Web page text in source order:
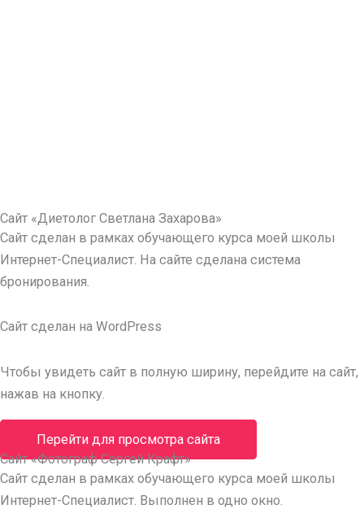
Сайт «Диетолог Светлана Захарова»
Сайт сделан в рамках обучающего курса моей школы
Интернет-Специалист. На сайте сделана система
бронирования.
Cайт сделан на WordPress
Чтобы увидеть сайт в полную ширину, перейдите на сайт,
нажав на кнопку.
Перейти для просмотра сайта
Сайт «Фотограф Сергей Крафт»
Сайт сделан в рамках обучающего курса моей школы
Интернет-Специалист. Выполнен в одно окно.